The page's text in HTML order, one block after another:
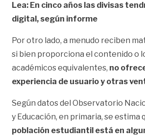
Lea: En cinco años las divisas
digital, según informe
Por otro lado, a menudo reciben
si bien proporciona el contenido o
académicos equivalentes, no
experiencia de usuario y otras
Según datos del Observatorio
y Educación, en primaria, se estima
población estudiantil está en